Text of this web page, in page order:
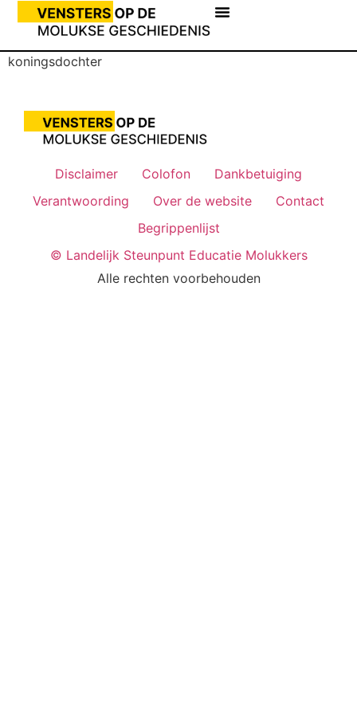
koningsdochter
Disclaimer Colofon
Dankbetuiging
Verantwoording
Over de website
Contact
Begrippenlijst
© Landelijk Steunpunt Educatie Molukkers
Alle rechten voorbehouden